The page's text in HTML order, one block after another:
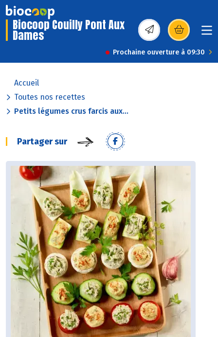
Biocoop Couilly Pont Aux
Dames (s’ouvre dans une
Prochaine ouverture à 09:30
Accueil
Toutes nos recettes
Petits légumes crus farcis aux...
Partager sur